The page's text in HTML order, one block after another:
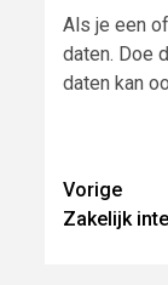
Als je een
daten. Doe
daten kan
Lees
Vorige
Zakelijk